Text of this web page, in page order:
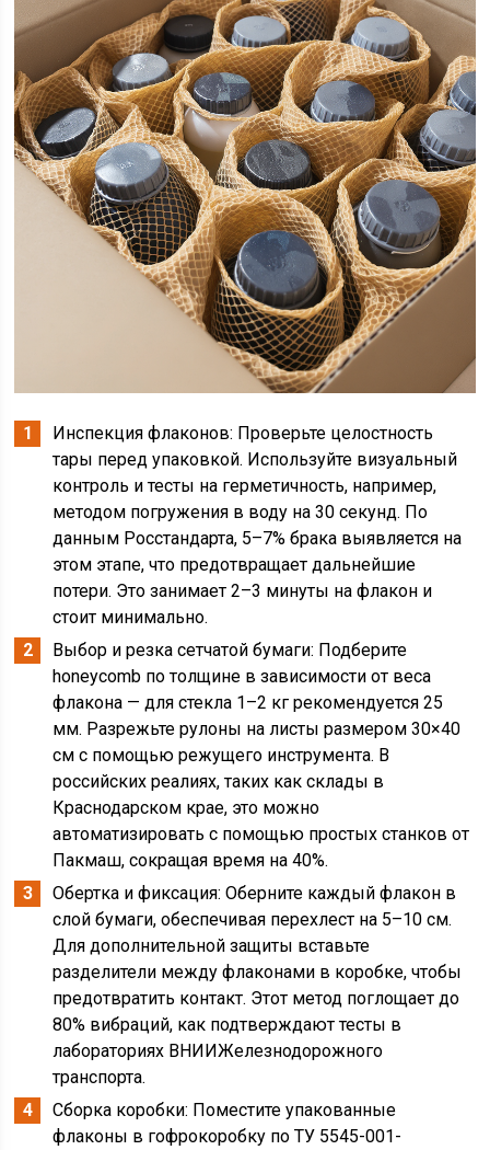
Инспекция флаконов: Проверьте целостность
тары перед упаковкой. Используйте визуальный
контроль и тесты на герметичность, например,
методом погружения в воду на 30 секунд. По
данным Росстандарта, 5–7% брака выявляется на
этом этапе, что предотвращает дальнейшие
потери. Это занимает 2–3 минуты на флакон и
стоит минимально.
Выбор и резка сетчатой бумаги: Подберите
honeycomb по толщине в зависимости от веса
флакона — для стекла 1–2 кг рекомендуется 25
мм. Разрежьте рулоны на листы размером 30×40
см с помощью режущего инструмента. В
российских реалиях, таких как склады в
Краснодарском крае, это можно
автоматизировать с помощью простых станков от
Пакмаш, сокращая время на 40%.
Обертка и фиксация: Оберните каждый флакон в
слой бумаги, обеспечивая перехлест на 5–10 см.
Для дополнительной защиты вставьте
разделители между флаконами в коробке, чтобы
предотвратить контакт. Этот метод поглощает до
80% вибраций, как подтверждают тесты в
лабораториях ВНИИЖелезнодорожного
транспорта.
Сборка коробки: Поместите упакованные
флаконы в гофрокоробку по ТУ 5545-001-